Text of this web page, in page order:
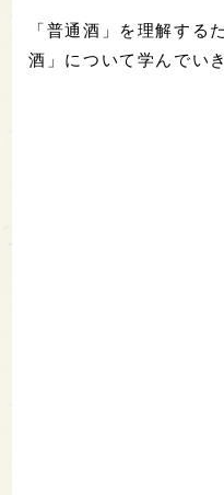
「普通酒」を理解する
酒」について学んでい